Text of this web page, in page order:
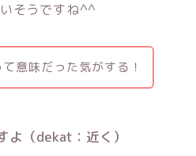
そうですね^^
て意味だった気がする！
よ（dekat：近く）